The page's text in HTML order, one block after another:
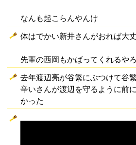
なんも起こらんやんけ
体はでかい新井さんがおれば大
先輩の西岡もかばってくれるやろ
去年渡辺亮が谷繁にぶつけて谷
辛いさんが渡辺を守るように前
かった